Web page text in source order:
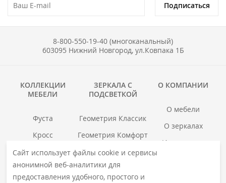
Подписаться
8-800-550-19-40 (многоканальный)
603095 Нижний Новгород, ул.Ковпака 1Б
КОЛЛЕКЦИИ
МЕБЕЛИ
Фуста
Кросс
Гранд
Хоска
ЗЕРКАЛА С
ПОДСВЕТКОЙ
Геометрия Классик
Геометрия Комфорт
Геометрия Люкс
Геометрия Медиа
войс
О КОМПАНИИ
О мебели
О зеркалах
Инструкции
Сайт использует файлы cookie и сервисы
анонимной веб-аналитики для
предоставления удобного, простого и